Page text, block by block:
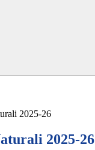
2025-26
2025-26